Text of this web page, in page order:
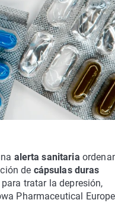
alerta sanitaria
de cápsulas duras
tratar la depresión,
Pharmaceutical